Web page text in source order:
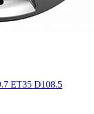
ET35 D108.5